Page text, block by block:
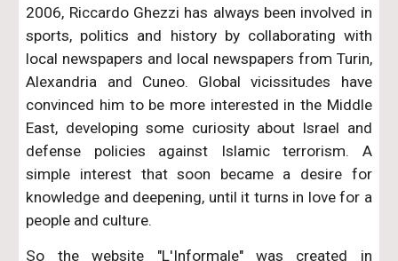
2006, Riccardo Ghezzi has always been involved in
sports, politics and history by collaborating with
local newspapers and local newspapers from Turin,
Alexandria and Cuneo. Global vicissitudes have
convinced him to be more interested in the Middle
East, developing some curiosity about Israel and
defense policies against Islamic terrorism. A
simple interest that soon became a desire for
knowledge and deepening, until it turns in love for a
people and culture.
So the website "L'Informale" was created in